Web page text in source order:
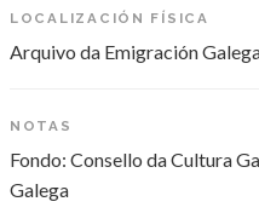
LOCALIZACIÓN FÍSICA
Arquivo da Emigración
NOTAS
Fondo: Consello da Cultura
Galega